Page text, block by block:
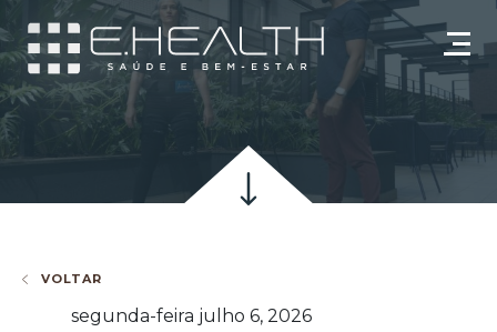
VOLTAR
segunda-feira julho 6, 2026